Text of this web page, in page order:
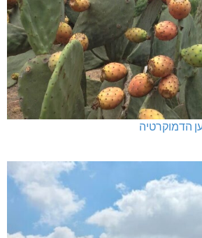
הדמוקרטיה